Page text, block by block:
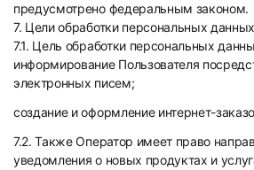
предусмотрено федеральным законом.
7. Цели обработки персональных данных
7.1. Цель обработки персональных
информирование Пользователя
электронных писем;
создание и оформление интернет-
7.2. Также Оператор имеет право
уведомления о новых продуктах и